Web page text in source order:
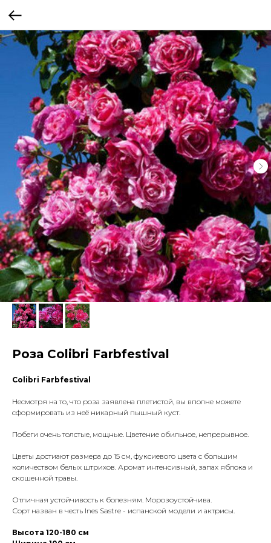
Роза Colibri Farbfestival
Colibri Farbfestival
Несмотря на то, что роза заявлена плетистой, вы вполне можете
сформировать из неё никарный пышный куст.
Побеги очень толстые, мощные. Цветение обильное, непрерывное.
Цветы достиают размера до 15 см, фуксиевого цвета с большим
количеством белых штрихов. Аромат интенсивный, запах яблока и
скошенной травы.
Отличная устойчивость к болезням. Морозоустойчива.
Сорт назван в честь Ines Sastre - испанской модели и актрисы.
Высота 120-180 см